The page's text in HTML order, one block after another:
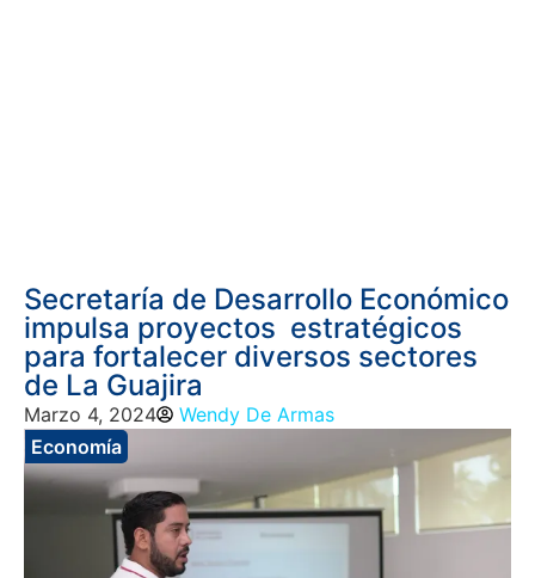
Secretaría de Desarrollo Económico
impulsa proyectos estratégicos
para fortalecer diversos sectores
de La Guajira
Marzo 4, 2024
Wendy De Armas
Economía